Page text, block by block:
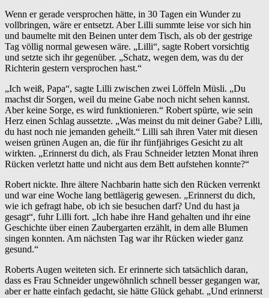
Wenn er gerade versprochen hätte, in 30 Tagen ein Wunder zu
vollbringen, wäre er entsetzt. Aber Lilli summte leise vor sich hin
und baumelte mit den Beinen unter dem Tisch, als ob der gestrige
Tag völlig normal gewesen wäre. „Lilli“, sagte Robert vorsichtig
und setzte sich ihr gegenüber. „Schatz, wegen dem, was du der
Richterin gestern versprochen hast.“
„Ich weiß, Papa“, sagte Lilli zwischen zwei Löffeln Müsli. „Du
machst dir Sorgen, weil du meine Gabe noch nicht sehen kannst.
Aber keine Sorge, es wird funktionieren.“ Robert spürte, wie sein
Herz einen Schlag aussetzte. „Was meinst du mit deiner Gabe? Lilli,
du hast noch nie jemanden geheilt.“ Lilli sah ihren Vater mit diesen
weisen grünen Augen an, die für ihr fünfjähriges Gesicht zu alt
wirkten. „Erinnerst du dich, als Frau Schneider letzten Monat ihren
Rücken verletzt hatte und nicht aus dem Bett aufstehen konnte?“
Robert nickte. Ihre ältere Nachbarin hatte sich den Rücken verrenkt
und war eine Woche lang bettlägerig gewesen. „Erinnerst du dich,
wie ich gefragt habe, ob ich sie besuchen darf? Und du hast ja
gesagt“, fuhr Lilli fort. „Ich habe ihre Hand gehalten und ihr eine
Geschichte über einen Zaubergarten erzählt, in dem alle Blumen
singen konnten. Am nächsten Tag war ihr Rücken wieder ganz
gesund.“
Roberts Augen weiteten sich. Er erinnerte sich tatsächlich daran,
dass es Frau Schneider ungewöhnlich schnell besser gegangen war,
aber er hatte einfach gedacht, sie hätte Glück gehabt. „Und erinnerst